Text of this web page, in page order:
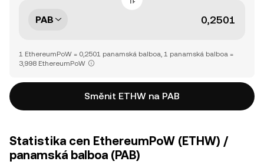
PAB
1 EthereumPoW = 0,2501 panamská balboa, 1 panamská balboa =
3,998 EthereumPoW
Směnit ETHW na PAB
Statistika cen EthereumPoW (ETHW) /
panamská balboa (PAB)